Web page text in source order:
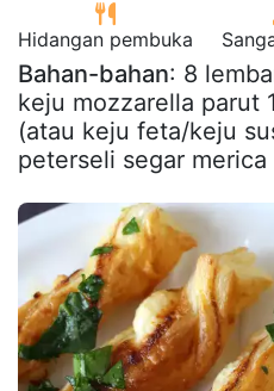
Hidangan pembuka
Bahan-bahan: 8
keju mozzarella parut
(atau keju feta/keju
peterseli segar